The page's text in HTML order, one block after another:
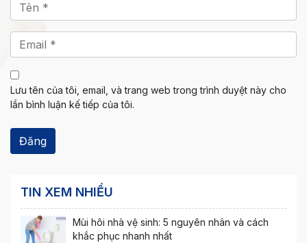
Lưu tên của tôi, email, và trang web trong trình duyệt này cho
lần bình luận kế tiếp của tôi.
TIN XEM NHIỀU
Mùi hôi nhà vệ sinh: 5 nguyên nhân và cách
khắc phục nhanh nhất